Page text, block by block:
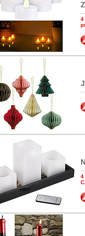
4
4